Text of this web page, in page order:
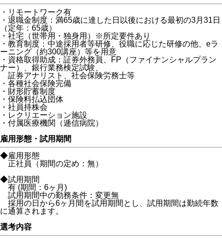
・リモートワーク有
・退職金制度：満65歳に達した日以後における最初の3月31日
（定年：65歳）
・社宅（世帯用・独身用）※所定要件あり
・教育制度：中途採用者等研修、役職に応じた研修の他、eラ
ーニング（約300講座）等を用意
・資格取得助成：証券外務員、FP（ファイナンシャルプラン
ナー）、銀行業務検定試験、
証券アナリスト、社会保険労務士等
・各種社会保険完備
・財形貯蓄制度
・保険料払込団体
・社員持株会
・レクリエーション施設
・付属医療機関（逓信病院）
雇用形態・試用期間
◆雇用形態
正社員（期間の定め：無）
◆試用期間
有 (期間：6ヶ月)
試用期間中の勤務条件：変更無
採用の日から6ヶ月間を試用期間とし、試用期間は勤続年数
に通算されます。
選考内容